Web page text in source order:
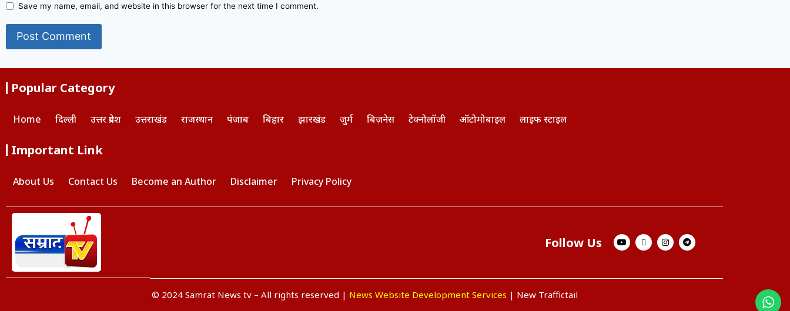
Save my name, email, and website in this browser for the next time I comment.
Popular Category
Home दिल्ली उत्तर प्रदेश उत्तराखंड राजस्थान पंजाब बिहार झारखंड जुर्म बिज़नेस टेक्नोलॉजी ऑटोमोबाइल लाइफ स्टाइल
Important Link
About Us Contact Us Become an Author Disclaimer Privacy Policy
Follow Us
© 2024 Samrat News tv – All rights reserved | News Website Development Services | New Traffictail